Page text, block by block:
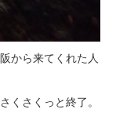
から来てくれた人
くさくっと終了。